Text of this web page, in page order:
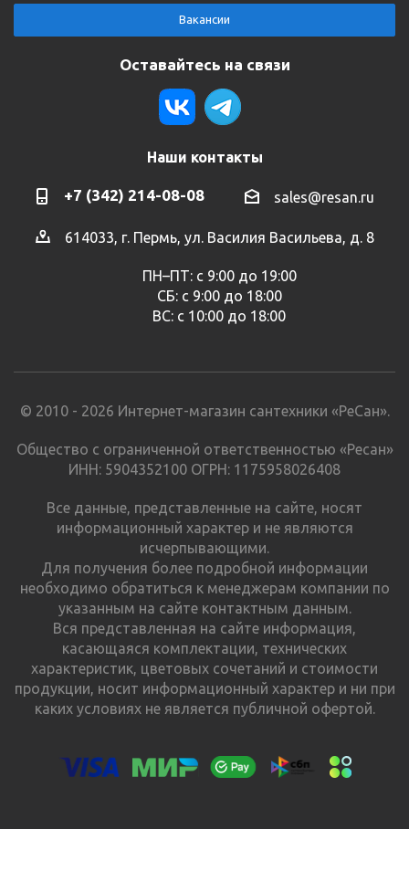
Вакансии
Оставайтесь на связи
Наши контакты
+7 (342) 214-08-08 sales@resan.ru
614033, г. Пермь, ул. Василия Васильева, д. 8
ПН–ПТ: с 9:00 до 19:00
СБ: с 9:00 до 18:00
ВС: с 10:00 до 18:00
© 2010 - 2026 Интернет-магазин сантехники «РеСан».
Общество с ограниченной ответственностью «Ресан»
ИНН: 5904352100 ОГРН: 1175958026408
Все данные, представленные на сайте, носят
информационный характер и не являются
исчерпывающими.
Для получения более подробной информации
необходимо обратиться к менеджерам компании по
указанным на сайте контактным данным.
Вся представленная на сайте информация,
касающаяся комплектации, технических
характеристик, цветовых сочетаний и стоимости
продукции, носит информационный характер и ни при
каких условиях не является публичной офертой.